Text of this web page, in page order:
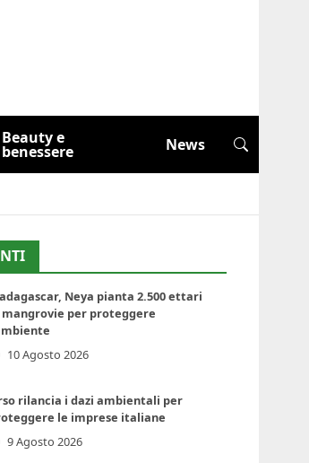
Beauty e
benessere News
Neya pianta 2.500 ettari
per proteggere
10 Agosto 2026
rilancia i dazi ambientali per
le imprese italiane
9 Agosto 2026